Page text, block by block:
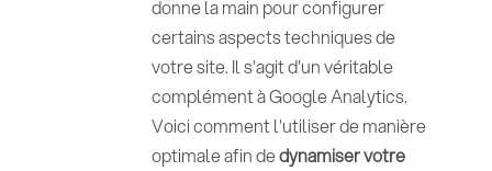
donne la main pour configurer
certains aspects techniques de
votre site. Il s'agit d'un véritable
complément à Google Analytics.
Voici comment l'utiliser de manière
optimale afin dedynamiser votre